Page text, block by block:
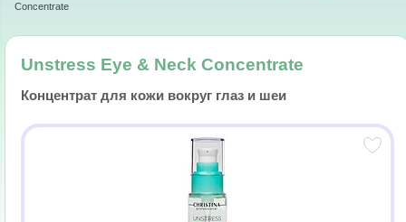
Concentrate
Unstress Eye & Neck Concentrate
Концентрат для кожи вокруг глаз и шеи